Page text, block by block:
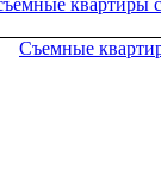
Съемные